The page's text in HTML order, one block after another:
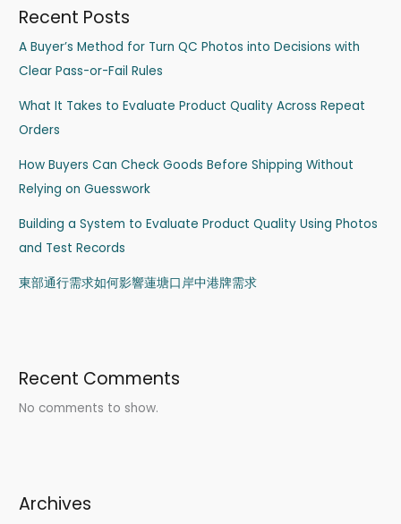
Recent Posts
A Buyer’s Method for Turn QC Photos into Decisions with
Clear Pass-or-Fail Rules
What It Takes to Evaluate Product Quality Across Repeat
Orders
How Buyers Can Check Goods Before Shipping Without
Relying on Guesswork
Building a System to Evaluate Product Quality Using Photos
and Test Records
東部通行需求如何影響蓮塘口岸中港牌需求
Recent Comments
No comments to show.
Archives